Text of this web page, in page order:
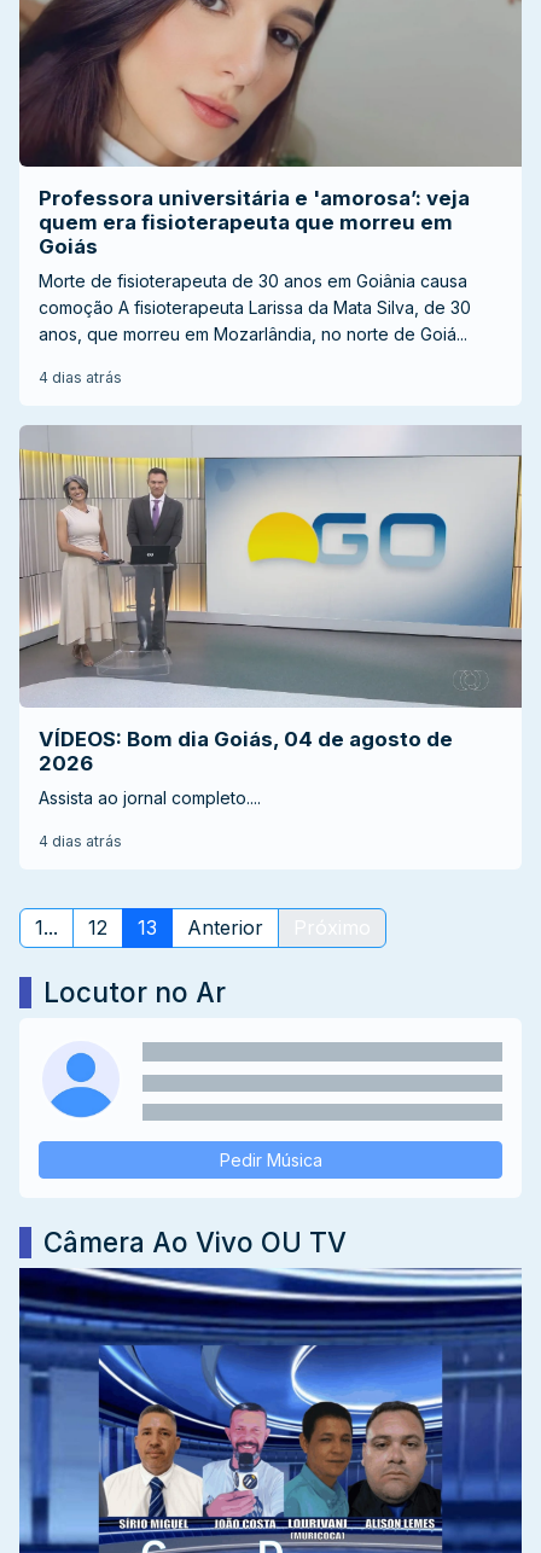
Professora universitária e 'amorosa’: veja
quem era fisioterapeuta que morreu em
Goiás
Morte de fisioterapeuta de 30 anos em Goiânia causa
comoção A fisioterapeuta Larissa da Mata Silva, de 30
anos, que morreu em Mozarlândia, no norte de Goiá...
4 dias atrás
VÍDEOS: Bom dia Goiás, 04 de agosto de
2026
Assista ao jornal completo....
4 dias atrás
1... 12 13 Anterior
Locutor no Ar
Pedir Música
Câmera Ao Vivo OU TV